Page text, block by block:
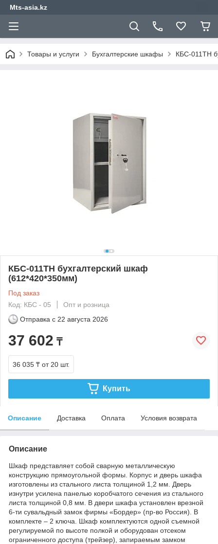
Mts-asia.kz
Товары и услуги Бухгалтерские шкафы КБС-011ТН
КБС-011ТН бухгалтерский шкаф
(612*420*350мм)
Под заказ
Код: КБС - 05
Опт и розница
Отправка с 22 августа 2026
37 602 ₸
36 035 ₸ от 20 шт.
Купить
Описание Доставка Оплата Условия возврата
Описание
Шкаф представляет собой сварную металлическую
конструкцию прямоугольной формы. Корпус и дверь шкафа
изготовлены из стального листа толщиной 1,2 мм. Дверь
изнутри усилена панелью коробчатого сечения из стального
листа толщиной 0,8 мм. В двери шкафа установлен врезной
6-ти сувальдный замок фирмы «Бордер» (пр-во Россия). В
комплекте – 2 ключа. Шкаф комплектуются одной съемной
регулируемой по высоте полкой и оборудован отсеком
ограниченного доступа (трейзер), запираемым замком